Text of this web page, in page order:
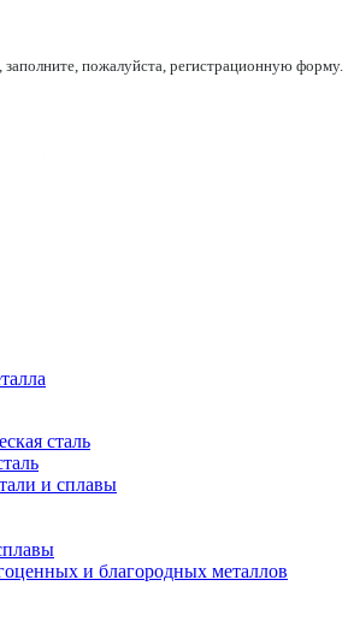
заполните, пожалуйста, регистрационную форму.
сталь
и сплавы
и благородных металлов